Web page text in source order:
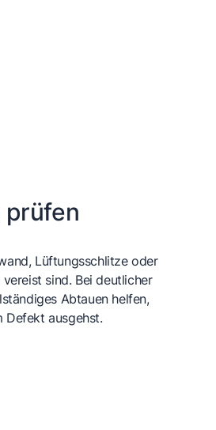
prüfen
Lüftungsschlitze oder
sind. Bei deutlicher
Abtauen helfen,
Defekt ausgehst.